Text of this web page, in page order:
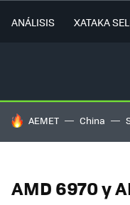
ANÁLISIS XATAKA
HOY SE HABLA DE
AEMET China
AMD 6970 y